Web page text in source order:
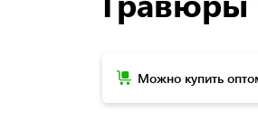
Можно купить